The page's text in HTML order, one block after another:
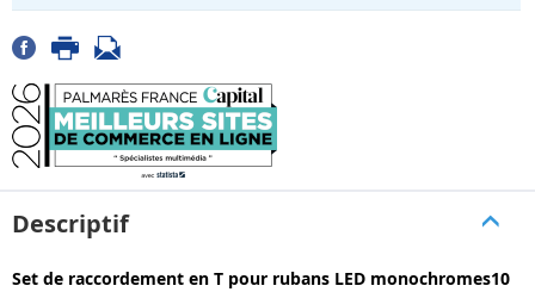
Descriptif
Set de raccordement en T pour rubans LED monochromes10